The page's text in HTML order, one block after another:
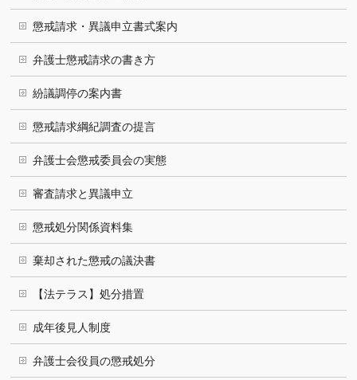
懲戒請求・異議申立書式案内
弁護士懲戒請求の書き方
紛議調停の案内書
懲戒請求綱紀調査の提言
弁護士会懲戒委員会の実態
審査請求と異議申立
懲戒処分関係資料集
棄却された懲戒の議決書
【法テラス】処分措置
成年後見人制度
弁護士会役員の懲戒処分